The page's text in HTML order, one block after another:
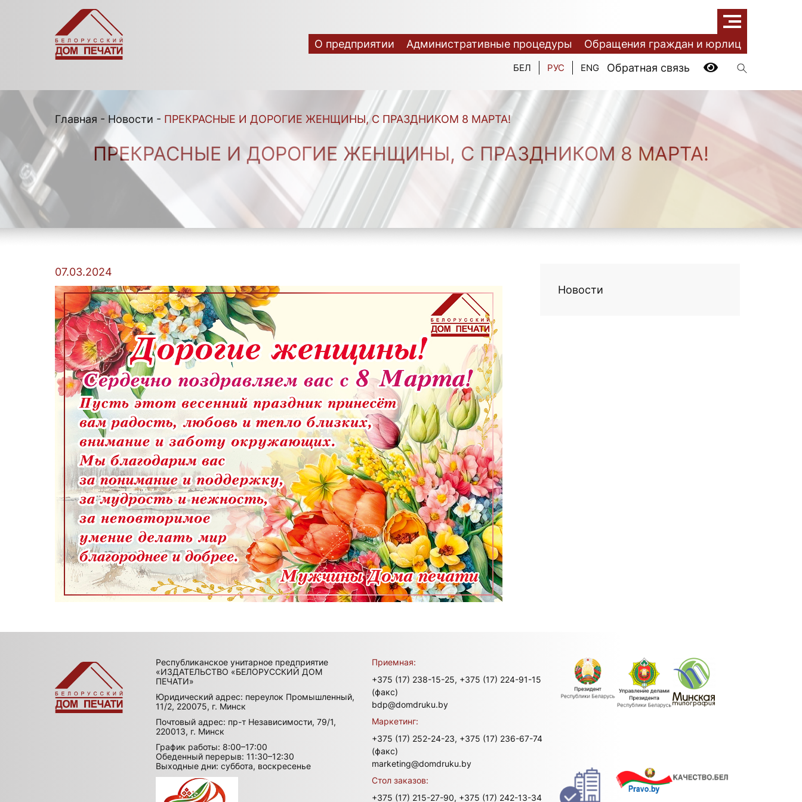
БЕЛ РУС ENG Обратная связь
О предприятии Административные процедуры Обращения граждан и юрлиц
Главная - Новости - ПРЕКРАСНЫЕ И ДОРОГИЕ ЖЕНЩИНЫ, С ПРАЗДНИКОМ 8 МАРТА!
ПРЕКРАСНЫЕ И ДОРОГИЕ ЖЕНЩИНЫ, С ПРАЗДНИКОМ 8 МАРТА!
07.03.2024
Новости
Республиканское унитарное предприятие
«ИЗДАТЕЛЬСТВО «БЕЛОРУССКИЙ ДОМ
ПЕЧАТИ»
Юридический адрес: переулок Промышленный,
11/2, 220075, г. Минск
Почтовый адрес: пр-т Независимости, 79/1,
220013, г. Минск
График работы: 8:00–17:00
Обеденный перерыв: 11:30–12:30
Выходные дни: суббота, воскресенье
Приемная:
+375 (17) 238-15-25, +375 (17) 224-91-15
(факс)
bdp@domdruku.by
Маркетинг:
+375 (17) 252-24-23, +375 (17) 236-67-74
(факс)
marketing@domdruku.by
Стол заказов:
+375 (17) 215-27-90, +375 (17) 242-13-34